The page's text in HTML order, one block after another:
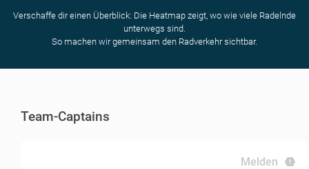
Verschaffe dir einen Überblick: Die Heatmap zeigt, wo wie viele Radelnde
unterwegs sind.
So machen wir gemeinsam den Radverkehr sichtbar.
Team-Captains
Melden